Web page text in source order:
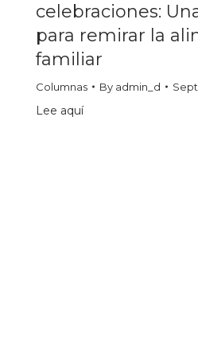
celebraciones:
para remirar la
familiar
Columnas By admin_d
Lee aquí